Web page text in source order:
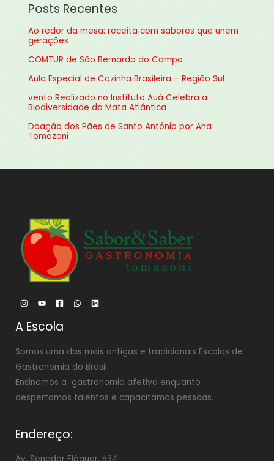
i
s
a
r
p
o
:
Posts Recentes
Ao redor da mesa: receita com sabores que unem
gerações
COMTUR de São Bernardo do Campo
Aula Especial de Cozinha Brasileira – Região Sul
vento Realizado no Instituto Auá Celebra a
Biodiversidade da Mata Atlântica
Doação dos Pães de Santo Antônio por Ana
Tomazoni
A Escola
Somos uma das mais antigas e tradicionais Escolas de
Gastronomia do Brasil.
Ensinamos a gastronomia afetiva enquanto
despertamos talentos e capacitamos pessoas.
Endereço: